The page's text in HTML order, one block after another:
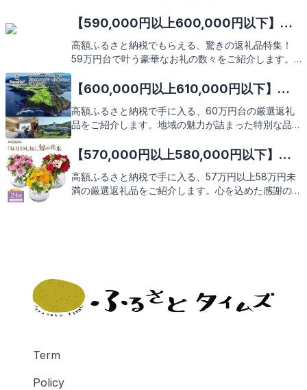
お待ちしております。この機会に、贅沢な返礼品を手
にしてみませんか。次のページで魅力的な返礼品を一
緒に見ていきましょう。
【590,000円以上600,000円以下】人
気のおすすめふるさと納税返礼品9選
高額ふるさと納税でもらえる、驚きの返礼品特集！
59万円台で叶う豪華なお礼の数々をご紹介します。
待ください。
【600,000円以上610,000円以下】人
気のおすすめふるさと納税返礼品9選
高額ふるさと納税で手に入る、60万円台の厳選返礼
品をご紹介します。地域の魅力が詰まった特別な品々
ふるさと納税の返礼品をぜひご検討ください。次のペ
ージで、心躍る返礼品の数々をご覧いただけます。
【570,000円以上580,000円以下】人
気のおすすめふるさと納税返礼品9選
高額ふるさと納税で手に入る、57万円以上58万円未
満の厳選返礼品をご紹介します。心を込めた感謝のし
Term
Policy